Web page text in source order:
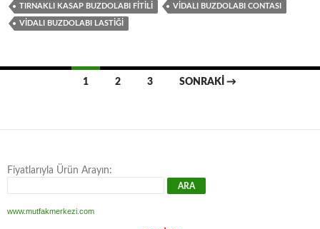
TIRNAKLI KASAP BUZDOLABI FITILI VIDALI BUZDOLABI CONTASI
VIDALI BUZDOLABI LASTIĞI
1 2 3 SONRAKI →
Fiyatlarıyla Ürün Arayın:
www.mutfakmerkezi.com